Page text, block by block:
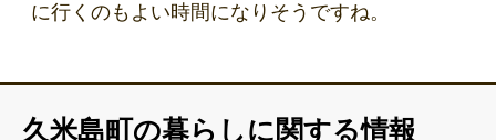
に行くのもよい時間になりそうですね。
久米島町の暮らしに関する情報